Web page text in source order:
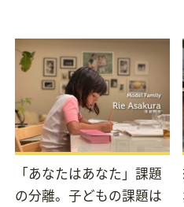
「あなたはあなた」課題
の分離。子どもの課題は